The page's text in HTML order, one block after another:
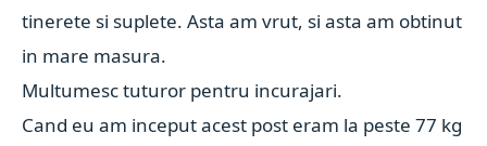
tinerete si suplete. Asta am vrut, si asta am obtinut
in mare masura.
Multumesc tuturor pentru incurajari.
Cand eu am inceput acest post eram la peste 77 kg